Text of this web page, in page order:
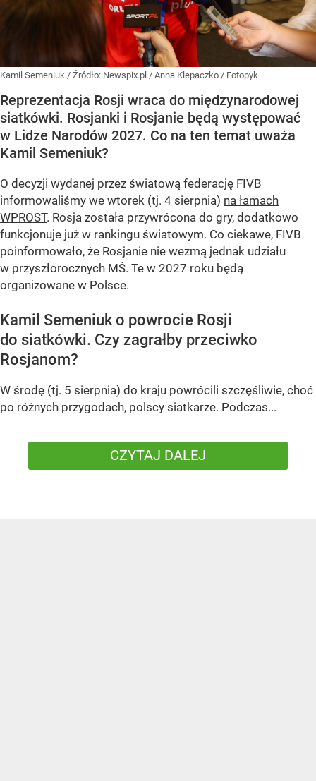
Kamil Semeniuk / Źródło: Newspix.pl / Anna Klepaczko / Fotopyk
Reprezentacja Rosji wraca do międzynarodowej
siatkówki. Rosjanki i Rosjanie będą występować
w Lidze Narodów 2027. Co na ten temat uważa
Kamil Semeniuk?
O decyzji wydanej przez światową federację FIVB
informowaliśmy we wtorek (tj. 4 sierpnia) na łamach
WPROST. Rosja została przywrócona do gry, dodatkowo
funkcjonuje już w rankingu światowym. Co ciekawe, FIVB
poinformowało, że Rosjanie nie wezmą jednak udziału
w przyszłorocznych MŚ. Te w 2027 roku będą
organizowane w Polsce.
Kamil Semeniuk o powrocie Rosji
do siatkówki. Czy zagrałby przeciwko
Rosjanom?
W środę (tj. 5 sierpnia) do kraju powrócili szczęśliwie, choć
po różnych przygodach, polscy siatkarze. Podczas...
CZYTAJ DALEJ